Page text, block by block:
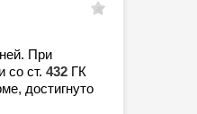
При
со ст. 432 ГК
достигнуто